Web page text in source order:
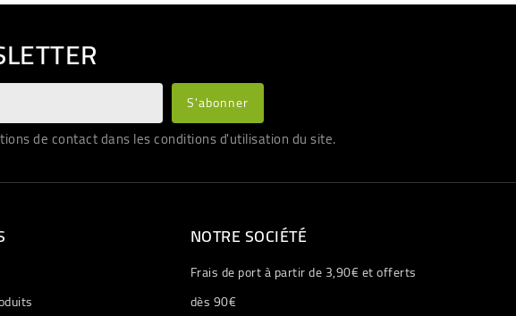
de contact dans les conditions d'utilisation du site.
NOTRE SOCIÉTÉ
Frais de port à partir de 3,90€ et offerts
dès 90€